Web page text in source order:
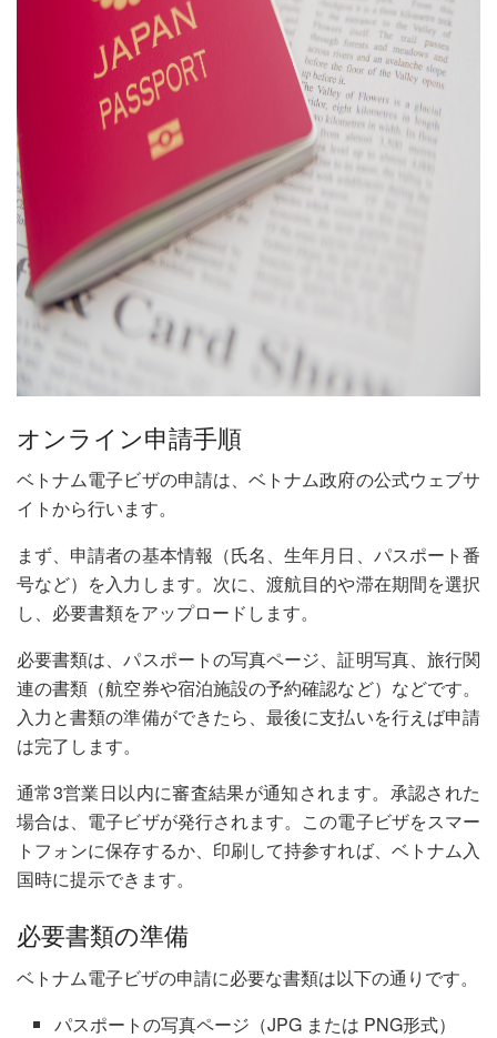
オンライン申請手順
ベトナム電子ビザの申請は、ベトナム政府の公式ウェブサ
イトから行います。
まず、申請者の基本情報（氏名、生年月日、パスポート番
号など）を入力します。次に、渡航目的や滞在期間を選択
し、必要書類をアップロードします。
必要書類は、パスポートの写真ページ、証明写真、旅行関
連の書類（航空券や宿泊施設の予約確認など）などです。
入力と書類の準備ができたら、最後に支払いを行えば申請
は完了します。
通常3営業日以内に審査結果が通知されます。承認された
場合は、電子ビザが発行されます。この電子ビザをスマー
トフォンに保存するか、印刷して持参すれば、ベトナム入
国時に提示できます。
必要書類の準備
ベトナム電子ビザの申請に必要な書類は以下の通りです。
パスポートの写真ページ（JPG または PNG形式）